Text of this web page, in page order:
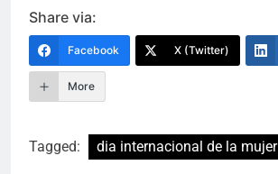
Share via:
Facebook X (Twitter)
More
Tagged: dia internacional de la mujer